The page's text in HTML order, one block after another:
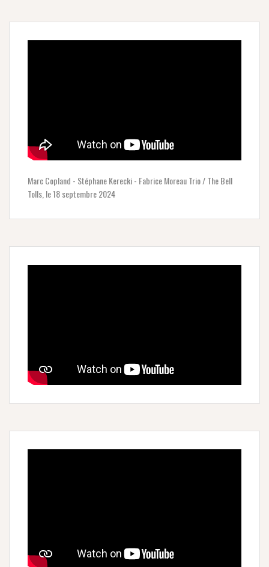
Marc Copland - Stéphane Kerecki - Fabrice Moreau Trio / The Bell
Tolls, le 18 septembre 2024